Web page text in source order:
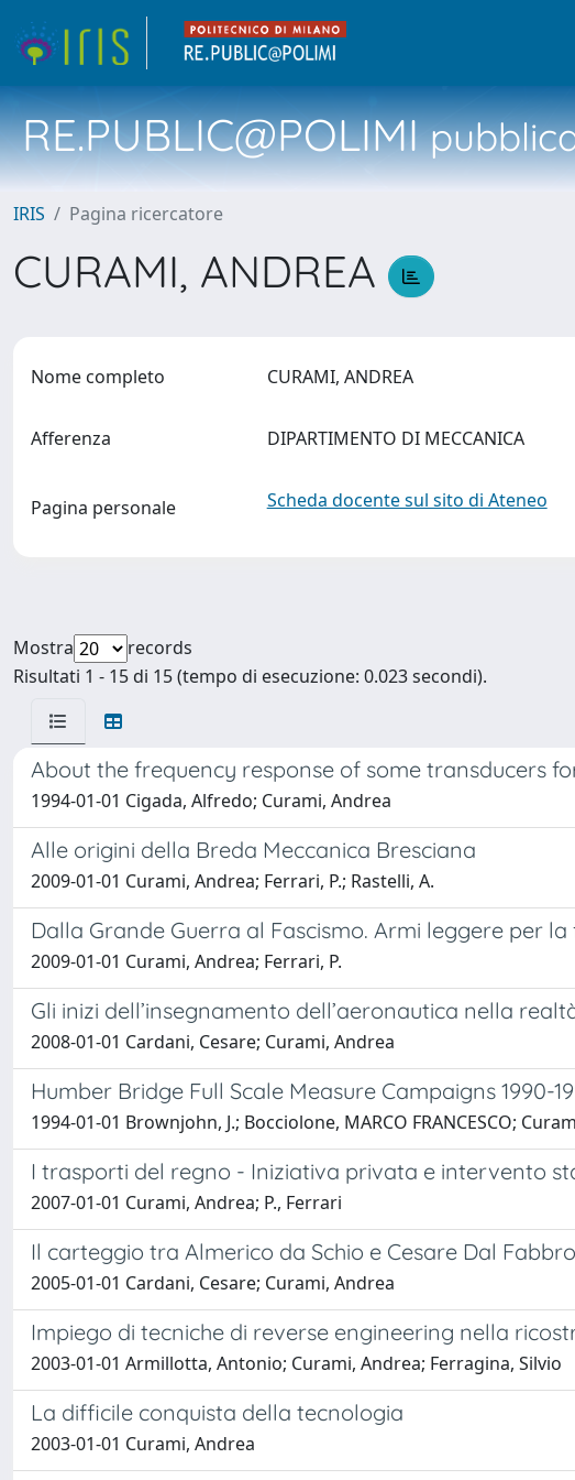
RE.PUBLIC@POLIMI
IRIS Pagina ricercatore
CURAMI, ANDREA
Nome completo CURAMI, ANDREA
Afferenza DIPARTIMENTO DI MECCANICA
Pagina personale Scheda docente sul sito di Ateneo
Mostra
records
Risultati 1 - 15 di 15 (tempo di esecuzione: 0.023 secondi).
About the frequency response of some transducers
1994-01-01 Cigada, Alfredo; Curami, Andrea
Alle origini della Breda Meccanica Bresciana
2009-01-01 Curami, Andrea; Ferrari, P.; Rastelli, A.
Dalla Grande Guerra al Fascismo. Armi leggere per
2009-01-01 Curami, Andrea; Ferrari, P.
Gli inizi dell’insegnamento dell’aeronautica nella
2008-01-01 Cardani, Cesare; Curami, Andrea
Humber Bridge Full Scale Measure Campaigns 1990-
1994-01-01 Brownjohn, J.; Bocciolone, MARCO FRANCESCO;
I trasporti del regno - Iniziativa privata e intervento
2007-01-01 Curami, Andrea; P., Ferrari
Il carteggio tra Almerico da Schio e Cesare Dal
2005-01-01 Cardani, Cesare; Curami, Andrea
Impiego di tecniche di reverse engineering nella
2003-01-01 Armillotta, Antonio; Curami, Andrea; Ferragina, Silvio
La difficile conquista della tecnologia
2003-01-01 Curami, Andrea